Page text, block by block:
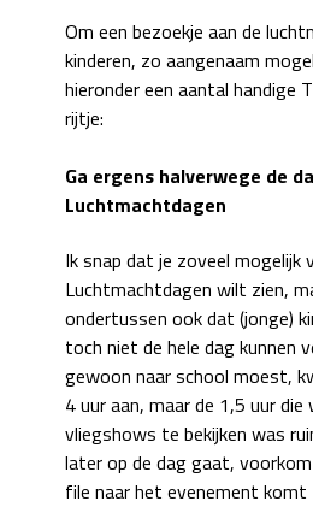
Om een bezoekje aan de
kinderen, zo aangenaam
hieronder een aantal handige
rijtje:
Ga ergens halverwege de
Luchtmachtdagen
Ik snap dat je zoveel mogelijk
Luchtmachtdagen wilt zien,
ondertussen ook dat (jonge)
toch niet de hele dag kunnen
gewoon naar school moest,
4 uur aan, maar de 1,5 uur die
vliegshows te bekijken was
later op de dag gaat,
file naar het evenement